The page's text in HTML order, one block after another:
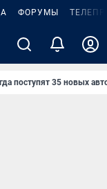
ФОРУМЫ
поступят 35 новых